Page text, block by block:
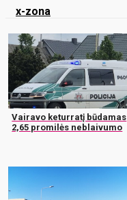
x-zona
Vairavo keturratį būdamas
2,65 promilės neblaivumo